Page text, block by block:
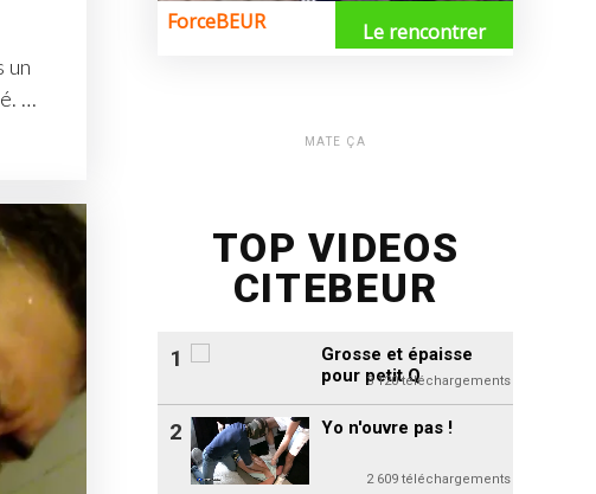
un
MATE ÇA
TOP VIDEOS
CITEBEUR
Grosse et épaisse
pour petit Q
3 120 téléchargements
1
Yo n'ouvre pas !
2 609 téléchargements
2